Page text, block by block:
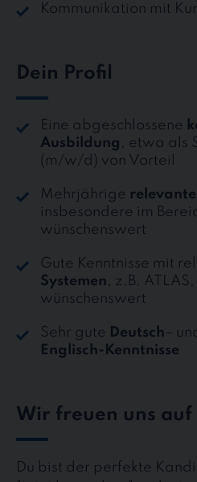
Kommunikation mit
Dein Profil
Eine abgeschlossene
Ausbildung , etwa als
(m/w/d) von Vorteil
Mehrjährige
insbesondere im
wünschenswert
Gute Kenntnisse mit
Systemen, z.B.
wünschenswert
Sehr gute Deutsch–
Englisch-Kenntnisse
Wir freuen uns auf
Du bist der perfekte